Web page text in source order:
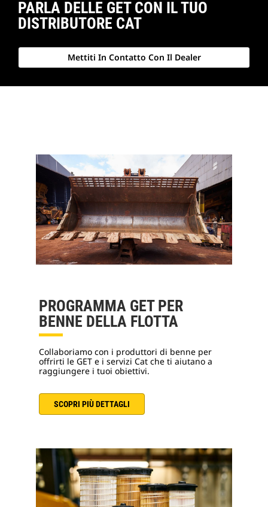
PARLA DELLE GET CON IL TUO
DISTRIBUTORE CAT
Mettiti In Contatto Con Il Dealer
PROGRAMMA GET PER
BENNE DELLA FLOTTA
Collaboriamo con i produttori di benne per
offrirti le GET e i servizi Cat che ti aiutano a
raggiungere i tuoi obiettivi.
SCOPRI PIÙ DETTAGLI